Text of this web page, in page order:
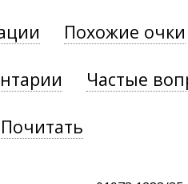
Похожие очки
Частые
Почитать